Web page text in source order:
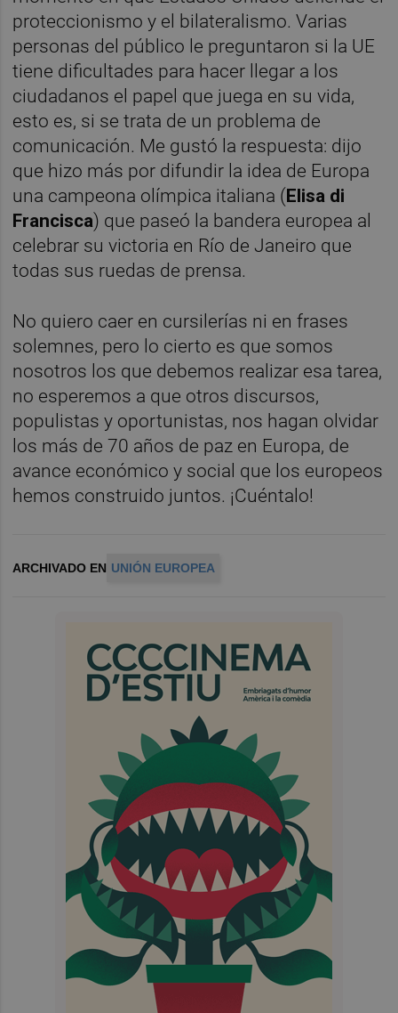
proteccionismo y el bilateralismo. Varias
personas del público le preguntaron si la UE
tiene dificultades para hacer llegar a los
ciudadanos el papel que juega en su vida,
esto es, si se trata de un problema de
comunicación. Me gustó la respuesta: dijo
que hizo más por difundir la idea de Europa
una campeona olímpica italiana (Elisa di
Francisca) que paseó la bandera europea al
celebrar su victoria en Río de Janeiro que
todas sus ruedas de prensa.
No quiero caer en cursilerías ni en frases
solemnes, pero lo cierto es que somos
nosotros los que debemos realizar esa tarea,
no esperemos a que otros discursos,
populistas y oportunistas, nos hagan olvidar
los más de 70 años de paz en Europa, de
avance económico y social que los europeos
hemos construido juntos. ¡Cuéntalo!
ARCHIVADO EN UNIÓN EUROPEA